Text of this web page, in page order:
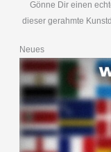
Gönne Dir einen
dieser gerahmte
Neues